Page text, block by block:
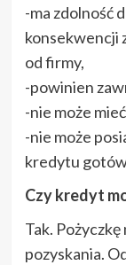
-ma zdolność
konsekwencji
od firmy,
-powinien
-nie może
-nie może
kredytu
Czy kredyt
Tak.
pozyskania.